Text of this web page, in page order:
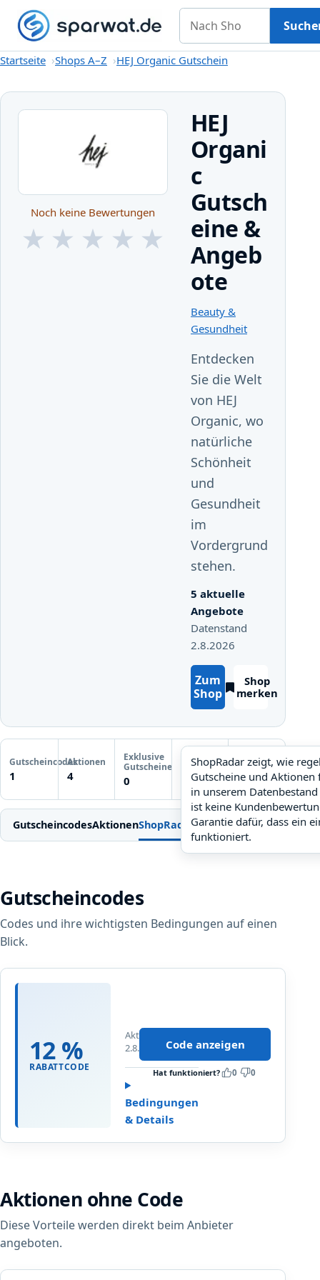
Startseite
GutscheineShops A–Z KategorienMagazin
Nach Shop suchen
Startseite Shops A–Z HEJ Organic Gutschein
Noch keine Bewertungen
★ ★ ★ ★ ★
HEJ
Organi
c
Gutsch
eine &
Angeb
ote
Beauty &
Gesundheit
Entdecken
Sie die Welt
von HEJ
Organic, wo
natürliche
Schönheit
und
Gesundheit
im
Vordergrund
stehen.
5 aktuelle
Angebote
Datenstand
2.8.2026
Zum
Shop
Shop
merken
Gutscheincodes
1
Aktionen
4
Exklusive
Gutscheine
0
ShopRadar
noch keine Daten
ShopRadar zeigt, wie
Gutscheine und Aktionen
in unserem
ist keine
Garantie dafür, dass ein
funktioniert.
Letzte
Gutscheinprüfung
Noch keine
Prüfung
GutscheincodesAktionenShopRadarWeitere Gutscheine
Gutscheincodes
Codes und ihre wichtigsten Bedingungen auf einen
Blick.
12 %
RABATTCODE
0
0
%
R
a
b
t
u
f
A
E
Aktualisiert
2.8.2026
Bedingungen
& Details
Code anzeigen
Hat funktioniert? 0 0
Aktionen ohne Code
Diese Vorteile werden direkt beim Anbieter
angeboten.